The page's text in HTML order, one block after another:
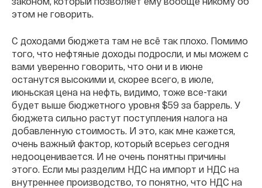
этом не говорить.
С доходами бюджета там не всё так плохо. Помимо
того, что нефтяные доходы подросли, и мы можем с
вами уверенно говорить, что они и в июне
останутся высокими и, скорее всего, в июле,
июньская цена на нефть, видимо, тоже все-таки
будет выше бюджетного уровня $59 за баррель. У
бюджета сильно растут поступления налога на
добавленную стоимость. И это, как мне кажется,
очень важный фактор, который всерьез сегодня
недооценивается. И не очень понятны причины
этого. Если мы разделим НДС на импорт и НДС на
внутреннее производство, то понятно, что НДС на